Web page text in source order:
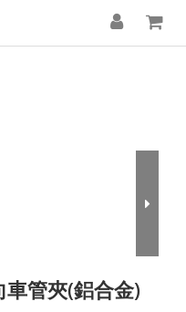
車管夾(鋁合金)